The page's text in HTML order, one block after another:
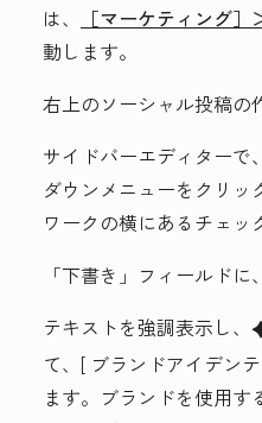
は、
［マーケティング］
動します。
右上のソーシャル投稿の
サイドバーエディターで、
ダウンメニューをクリッ
ワークの横にあるチェッ
「下書き」 フィールドに、
テキストを強調表示し、
て、[ ブランドアイデン
ます。ブランドを使用